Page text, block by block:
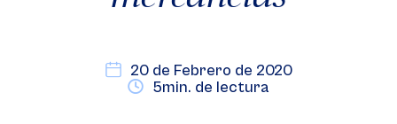
20 de Febrero de 2020
5min. de lectura